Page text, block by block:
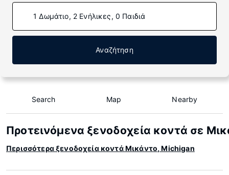
1 Δωμάτιο, 2 Ενήλικες, 0 Παιδιά
Αναζήτηση
Search Map Nearby
Προτεινόμενα ξενοδοχεία κοντά σε
Περισσότερα ξενοδοχεία κοντά Μικάντο, Michigan